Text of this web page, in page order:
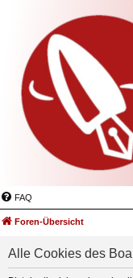
FAQ
Foren-Übersicht
Alle Cookies des